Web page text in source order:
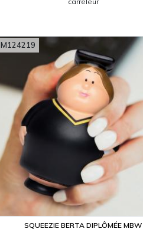
SQUEEZIE BERTA DIPLÔMÉE MBW
M124219